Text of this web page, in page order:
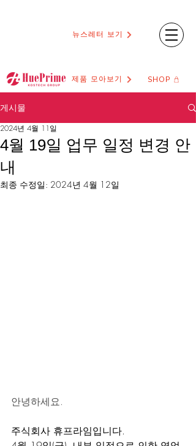
뉴스레터 보기
제품 모아보기 SHOP
게시물
4월 19일 업무 일정 변경 안
내
2024년 4월 11일
최종 수정일: 2024년 4월 12일
안녕하세요.
주식회사 휴프라임입니다.